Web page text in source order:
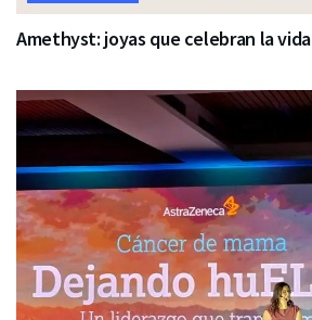
Amethyst: joyas que celebran la vida